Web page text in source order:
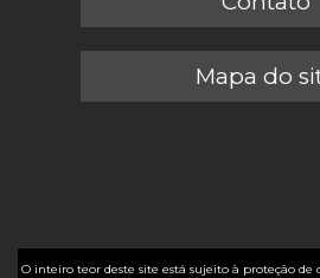
Mapa do
O inteiro teor deste site está sujeito à proteção de